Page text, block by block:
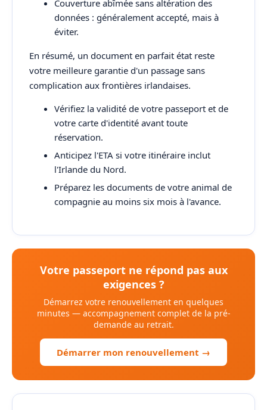
Couverture abîmée sans altération des
données : généralement accepté, mais à
éviter.
En résumé, un document en parfait état reste
votre meilleure garantie d'un passage sans
complication aux frontières irlandaises.
Vérifiez la validité de votre passeport et de
votre carte d'identité avant toute
réservation.
Anticipez l'ETA si votre itinéraire inclut
l'Irlande du Nord.
Préparez les documents de votre animal de
compagnie au moins six mois à l'avance.
Votre passeport ne répond pas aux
exigences ?
Démarrez votre renouvellement en quelques
minutes — accompagnement complet de la pré-
demande au retrait.
Démarrer mon renouvellement →